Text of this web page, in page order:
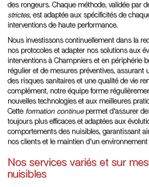
des rongeurs. Chaque méthode, validée par
strictes, est adaptée aux spécificités de
interventions de haute performance.
Nous investissons continuellement dans la
nos protocoles et adapter nos solutions aux
interventions à Champniers et en périphérie
régulier et de mesures préventives, assurant
des risques sanitaires et une qualité de vie
complément, notre équipe forme
nouvelles technologies et aux meilleures
Cette formation continuepermet d'assurer
toujours plus efficaces et adaptées aux
comportements des nuisibles, garantissant
nos clients et le maintien d'un environnement
Nos services variés et sur
nuisibles